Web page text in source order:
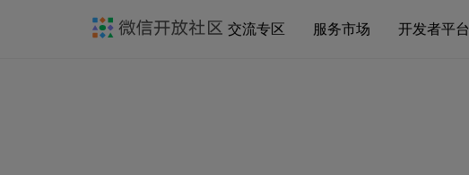
交流专区 服务市场 开发者平台